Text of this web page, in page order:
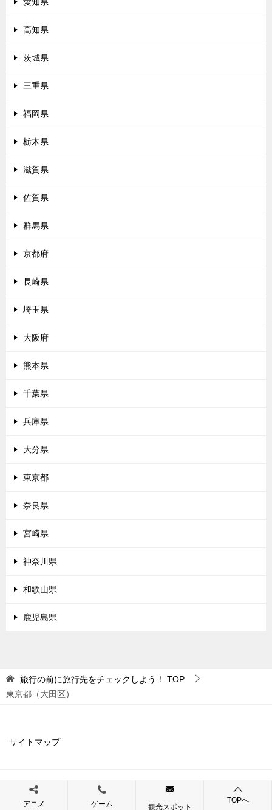
高知県
茨城県
三重県
福岡県
栃木県
滋賀県
佐賀県
群馬県
京都府
長崎県
埼玉県
大阪府
熊本県
千葉県
兵庫県
大分県
東京都
奈良県
宮崎県
神奈川県
和歌山県
鹿児島県
旅行の前に旅行先をチェックしよう！
TOP
東京都（大田区）
サイトマップ
© 2019 旅行の前に旅行先をチェックしよう！
アニメ ゲーム 観光スポット
TOPへ